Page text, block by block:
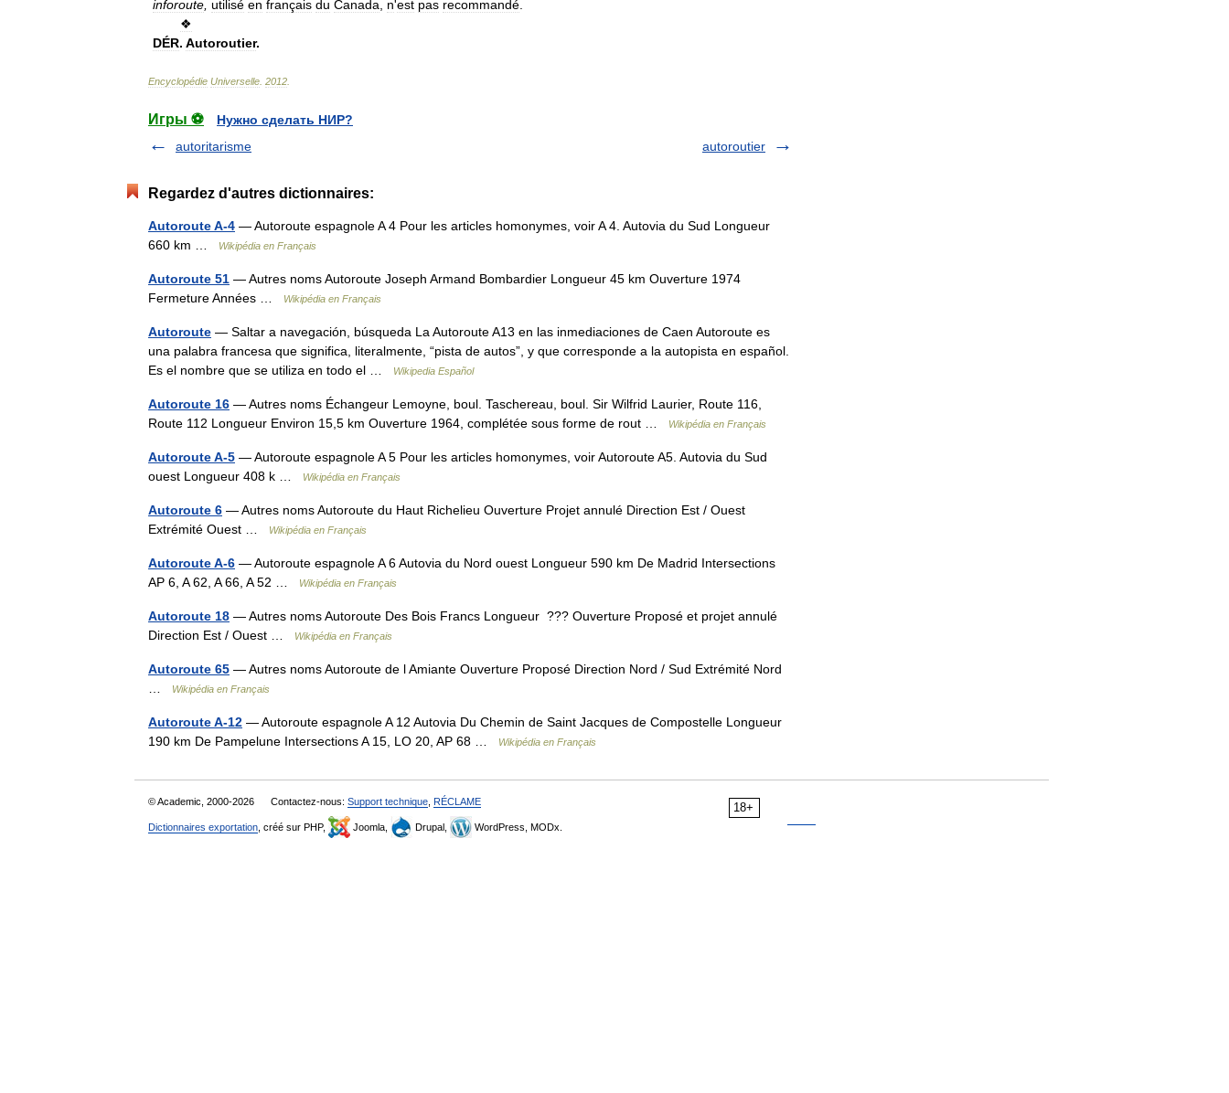
inforoute, utilisé en français du Canada, n'est pas recommandé.
❖
DÉR. Autoroutier.
Encyclopédie Universelle 2012
Игры ⚽
Нужно сделать НИР?
autoritarisme
autoroutier
Regardez d'autres dictionnaires:
Autoroute A-4 — Autoroute espagnole A 4 Pour les articles homonymes, voir A 4. Autovia du Sud Longueur
660 km …
Wikipédia en Français
Autoroute 51 — Autres noms Autoroute Joseph Armand Bombardier Longueur 45 km Ouverture 1974
Fermeture Années …
Wikipédia en Français
Autoroute — Saltar a navegación, búsqueda La Autoroute A13 en las inmediaciones de Caen Autoroute es
una palabra francesa que significa, literalmente, “pista de autos”, y que corresponde a la autopista en español.
Es el nombre que se utiliza en todo el …
Wikipedia Español
Autoroute 16 — Autres noms Échangeur Lemoyne, boul. Taschereau, boul. Sir Wilfrid Laurier, Route 116,
Route 112 Longueur Environ 15,5 km Ouverture 1964, complétée sous forme de rout …
Wikipédia en Français
Autoroute A-5 — Autoroute espagnole A 5 Pour les articles homonymes, voir Autoroute A5. Autovia du Sud
ouest Longueur 408 k …
Wikipédia en Français
Autoroute 6 — Autres noms Autoroute du Haut Richelieu Ouverture Projet annulé Direction Est / Ouest
Extrémité Ouest …
Wikipédia en Français
Autoroute A-6 — Autoroute espagnole A 6 Autovia du Nord ouest Longueur 590 km De Madrid Intersections
AP 6, A 62, A 66, A 52 …
Wikipédia en Français
Autoroute 18 — Autres noms Autoroute Des Bois Francs Longueur ??? Ouverture Proposé et projet annulé
Direction Est / Ouest …
Wikipédia en Français
Autoroute 65 — Autres noms Autoroute de l Amiante Ouverture Proposé Direction Nord / Sud Extrémité Nord
…
Wikipédia en Français
Autoroute A-12 — Autoroute espagnole A 12 Autovia Du Chemin de Saint Jacques de Compostelle Longueur
190 km De Pampelune Intersections A 15, LO 20, AP 68 …
Wikipédia en Français
18+
© Academic, 2000-2026 Contactez-nous: Support technique RÉCLAME
Dictionnaires exportation , créé sur PHP, Joomla, Drupal, WordPress, MODx.